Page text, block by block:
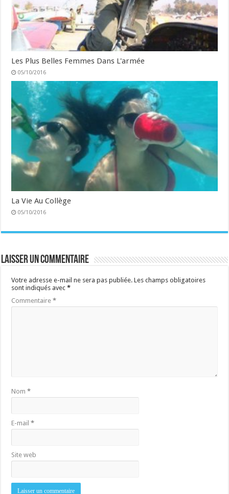
Les Plus Belles Femmes Dans L'armée
05/10/2016
La Vie Au Collège
05/10/2016
Laisser un commentaire
Votre adresse e-mail ne sera pas publiée. Les champs obligatoires
sont indiqués avec*
Commentaire*
Nom*
E-mail*
Site web